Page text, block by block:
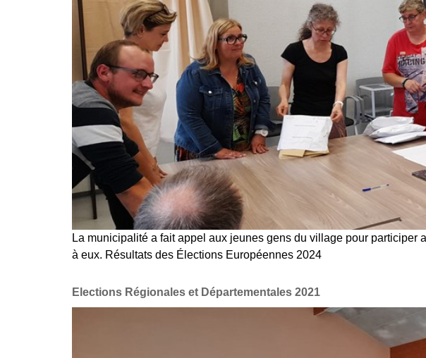
La municipalité a fait appel aux jeunes gens du village pour
à eux. Résultats des Élections Européennes 2024
Elections Régionales et Départementales 2021